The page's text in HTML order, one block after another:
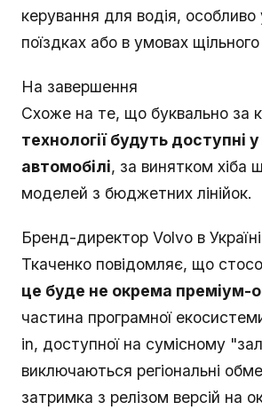
керування для водія, особливо
поїздках або в умовах щільного
На завершення
Схоже на те, що буквально за
технології будуть доступні
автомобілі, за винятком хіба
моделей з бюджетних лінійок.
Бренд-директор Volvo в
Ткаченко повідомляє, що
це буде не окрема преміум-
частина програмної
in, доступної на сумісному
виключаються регіональні
затримка з релізом версій на